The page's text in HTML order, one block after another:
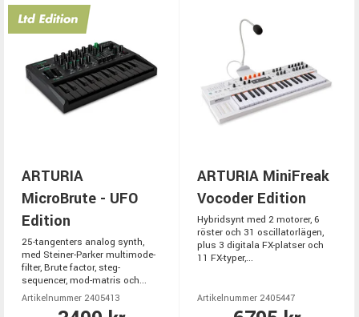
ARTURIA
MicroBrute - UFO
Edition
25-tangenters analog synth,
med Steiner-Parker multimode-
filter, Brute factor, steg-
sequencer, mod-matris och...
Artikelnummer 2405413
ARTURIA MiniFreak
Vocoder Edition
Hybridsynt med 2 motorer, 6
röster och 31 oscillatorlägen,
plus 3 digitala FX-platser och
11 FX-typer,...
Artikelnummer 2405447